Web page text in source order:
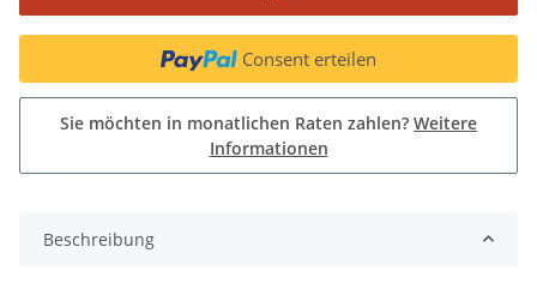
Consent erteilen
Sie möchten in monatlichen Raten zahlen? Weitere
Informationen
Beschreibung